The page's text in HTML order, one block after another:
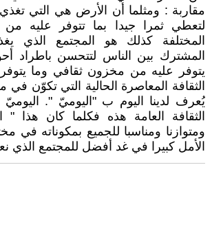
مقاربة : ومثلما أن الأرض هي التي
لتعطي ثمرا جيدا بما تتوفر عليه من
المختلفة كذلك هو المجتمع الذي
المشترك بين الناس لتتحسن باطراد
يتوفر عليه من مخزون ثقافي وما
الثقافة المعاصرة الحالية التي تكوّن في
يُعرف لدينا اليوم ب "اليوميّ ".
الثقافة العامة هذه فكلما كان هذا "
ومتوازنا ومناسبا للجميع بمكوناته في
الأمل كبيرا في غد أفضل للمجتمع الذي